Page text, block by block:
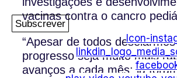
vacinas contra o cancro
“Apesar de todos
progresso seja muito mais
avanços a cada mês; já
Subscrever
Icon-